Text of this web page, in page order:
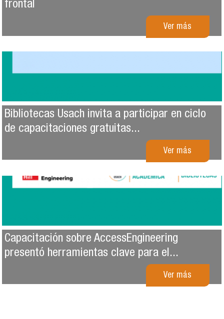
frontal
Ver más
Bibliotecas Usach invita a participar en ciclo
de capacitaciones gratuitas...
Ver más
Capacitación sobre AccessEngineering
presentó herramientas clave para el...
Ver más